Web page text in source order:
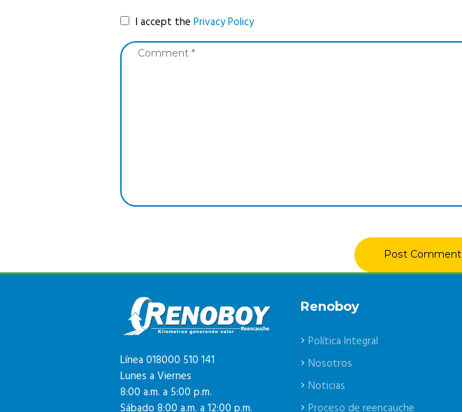
I accept the Privacy Policy
Línea 018000 510 141
Lunes a Viernes
8:00 a.m. a 5:00 p.m.
Sábado 8:00 a.m. a 12:00 p.m.
Renoboy
Política Integral
Nosotros
Noticias
Proceso de reencauche